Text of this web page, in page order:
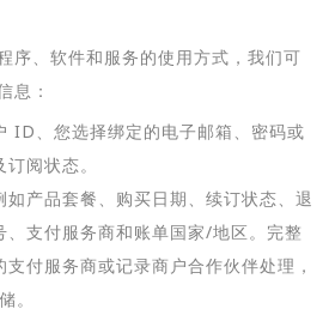
序、软件和服务的使用方式，我们可
息：
ID、您选择绑定的电子邮箱、密码或
阅状态。
如产品套餐、购买日期、续订状态、退
、支付服务商和账单国家/地区。完整
付服务商或记录商户合作伙伴处理，
。